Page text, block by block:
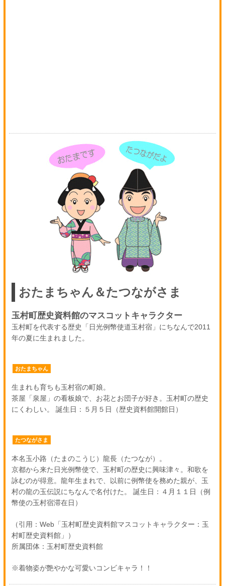
おたまちゃん＆たつながさま
玉村町歴史資料館のマスコットキャラクター
玉村町を代表する歴史「日光例幣使道玉村宿」にちなんで2011
年の夏に生まれました。
おたまちゃん
生まれも育ちも玉村宿の町娘。
茶屋「泉屋」の看板娘で、お花とお団子が好き。玉村町の歴史
にくわしい。 誕生日：５月５日（歴史資料館開館日）
たつながさま
本名玉小路（たまのこうじ）龍長（たつなが）。
京都から来た日光例幣使で、玉村町の歴史に興味津々。和歌を
詠むのが得意。龍年生まれで、以前に例幣使を務めた親が、玉
村の龍の玉伝説にちなんで名付けた。 誕生日：４月１１日（例
幣使の玉村宿滞在日）
（引用：Web「玉村町歴史資料館マスコットキャラクター：玉
村町歴史資料館」）
所属団体：玉村町歴史資料館
※着物姿が艶やかな可愛いコンビキャラ！！